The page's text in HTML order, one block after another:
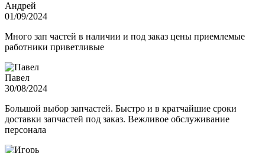
Андрей
01/09/2024
Много зап частей в наличии и под заказ цены приемлемые
работники приветливые
Павел
30/08/2024
Большой выбор запчастей. Быстро и в кратчайшие сроки
доставки запчастей под заказ. Вежливое обслуживание
персонала